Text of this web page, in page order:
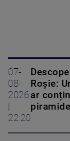
07-
08-
2026
22:20
Roșie:
ar